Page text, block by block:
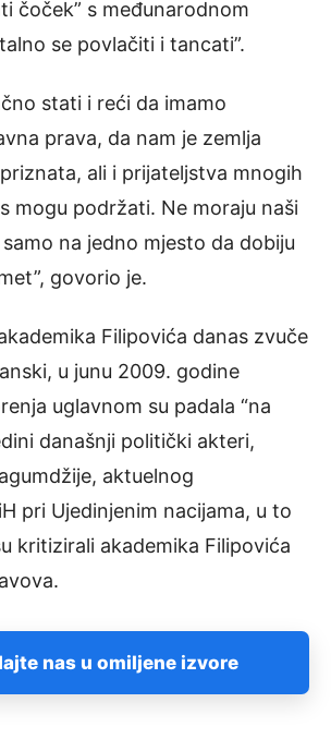
čoček” s međunarodnom
se povlačiti i tancati”.
stati i reći da imamo
prava, da nam je zemlja
ali i prijateljstva mnogih
mogu podržati. Ne moraju naši
na jedno mjesto da dobiju
govorio je.
Filipovića danas zvuče
u junu 2009. godine
uglavnom su padala “na
današnji politički akteri,
aktuelnog
pri Ujedinjenim nacijama, u to
kritizirali akademika Filipovića
nas u omiljene izvore